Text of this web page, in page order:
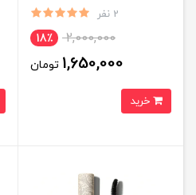
2 نفر
2,000,000 18٪
1,650,000 تومان